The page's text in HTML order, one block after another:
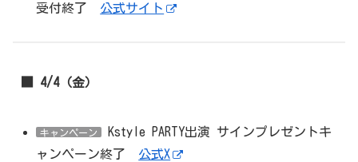
受付終了 公式サイト
■ 4/4（金）
キャンペーン
Kstyle PARTY出演 サインプレゼントキ
ャンペーン終了 公式X